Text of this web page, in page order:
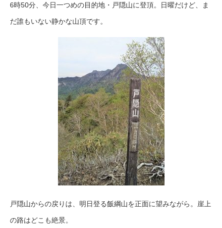
6時50分、今日一つめの目的地・戸隠山に登頂。日曜だけど、ま
だ誰もいない静かな山頂です。
戸隠山からの戻りは、明日登る飯綱山を正面に望みながら。崖上
の路はどこも絶景。